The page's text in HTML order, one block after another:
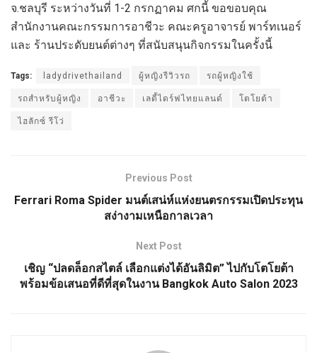
จ.ชลบุรี ระหว่างวันที่ 1-2 กรกฏาคม ศกนี้ ขอขอบคุณ
สำนักงานคณะกรรมการอาชีวะ คณะครูอาจารย์ พาร์ทเนอร์
และ ร้านประดับยนต์ต่างๆ ที่สนับสนุนกิจกรรมในครั้งนี้
Tags: ladydrivethailand ผู้หญิงรีวิวรถ รถผู้หญิงใช้
รถสำหรับผู้หญิง อาชีวะ เลดี้ไดร์ฟไทยแลนด์ โตโยต้า
ไฮลักซ์ รีโว่
Previous Post
Ferrari Roma Spider มนต์เสน่ห์แห่งยนตรกรรมเปิดประทุน
สง่างามเหนือกาลเวลา
Next Post
เชิญ “ปลดล็อกสไตล์ เลือกแต่งได้อันลิมิต” ไปกับโตโยต้า
พร้อมข้อเสนอที่ดีที่สุดในงาน Bangkok Auto Salon 2023